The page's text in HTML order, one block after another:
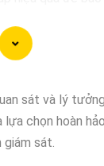
sát và lý
chọn hoàn
sát.